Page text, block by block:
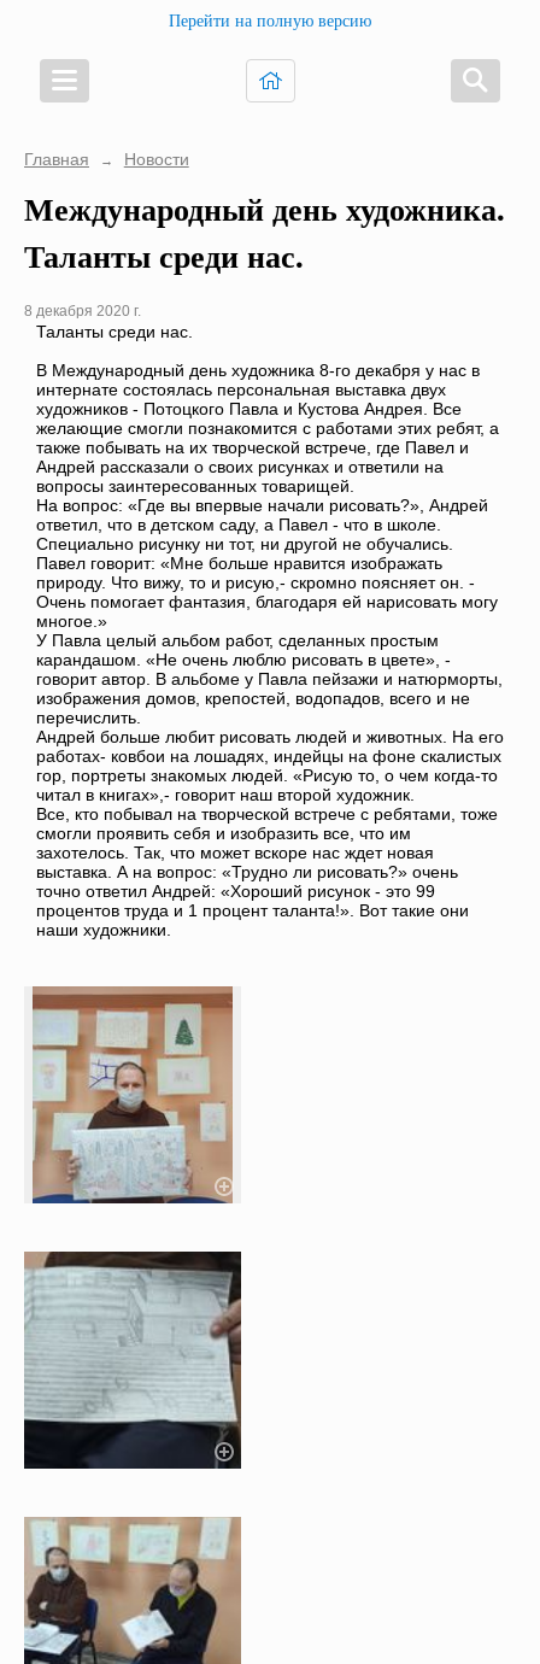
Перейти на полную версию
Главная → Новости
Международный день художника.
Таланты среди нас.
8 декабря 2020 г.
Таланты среди нас.
В Международный день художника 8-го декабря у нас в
интернате состоялась персональная выставка двух
художников - Потоцкого Павла и Кустова Андрея. Все
желающие смогли познакомится с работами этих ребят, а
также побывать на их творческой встрече, где Павел и
Андрей рассказали о своих рисунках и ответили на
вопросы заинтересованных товарищей.
На вопрос: «Где вы впервые начали рисовать?», Андрей
ответил, что в детском саду, а Павел - что в школе.
Специально рисунку ни тот, ни другой не обучались.
Павел говорит: «Мне больше нравится изображать
природу. Что вижу, то и рисую,- скромно поясняет он. -
Очень помогает фантазия, благодаря ей нарисовать могу
многое.»
У Павла целый альбом работ, сделанных простым
карандашом. «Не очень люблю рисовать в цвете», -
говорит автор. В альбоме у Павла пейзажи и натюрморты,
изображения домов, крепостей, водопадов, всего и не
перечислить.
Андрей больше любит рисовать людей и животных. На его
работах- ковбои на лошадях, индейцы на фоне скалистых
гор, портреты знакомых людей. «Рисую то, о чем когда-то
читал в книгах»,- говорит наш второй художник.
Все, кто побывал на творческой встрече с ребятами, тоже
смогли проявить себя и изобразить все, что им
захотелось. Так, что может вскоре нас ждет новая
выставка. А на вопрос: «Трудно ли рисовать?» очень
точно ответил Андрей: «Хороший рисунок - это 99
процентов труда и 1 процент таланта!». Вот такие они
наши художники.